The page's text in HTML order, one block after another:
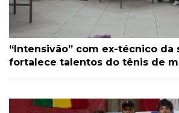
“Intensivão” com ex-técnico da
fortalece talentos do tênis de